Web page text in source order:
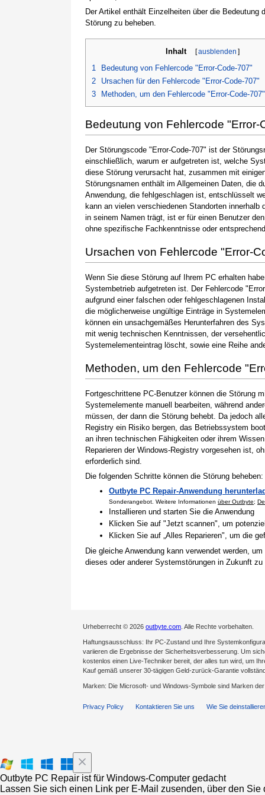
Der Artikel enthält Einzelheiten über die
Störung zu beheben.
Inhalt [ ausblenden ]
1
Bedeutung von Fehlercode "Error-Code-707"
2
Ursachen für den Fehlercode "Error-Code-707"
3
Methoden, um den Fehlercode "Error-Code-
Bedeutung von Fehlercode "Error-
Der Störungscode "Error-Code-707" ist der
einschließlich, warum er aufgetreten ist, welche
diese Störung verursacht hat, zusammen mit
Störungsnamen enthält im Allgemeinen Daten, die
Anwendung, die fehlgeschlagen ist, entschlüsselt
kann an vielen verschiedenen Standorten
in seinem Namen trägt, ist er für einen Benutzer
ohne spezifische Fachkenntnisse oder
Ursachen von Fehlercode "Error-
Wenn Sie diese Störung auf Ihrem PC erhalten
Systembetrieb aufgetreten ist. Der Fehlercode
aufgrund einer falschen oder fehlgeschlagenen
die möglicherweise ungültige Einträge in
können ein unsachgemäßes Herunterfahren des
mit wenig technischen Kenntnissen, der
Systemelementeintrag löscht, sowie eine Reihe
Methoden, um den Fehlercode
Fortgeschrittene PC-Benutzer können die Störung
Systemelemente manuell bearbeiten, während
müssen, der dann die Störung behebt. Da jedoch
Registry ein Risiko bergen, das Betriebssystem
an ihren technischen Fähigkeiten oder ihrem
Reparieren der Windows-Registry vorgesehen ist,
erforderlich sind.
Die folgenden Schritte können die Störung beheben:
Outbyte PC Repair-Anwendung
Sonderangebot. Weitere Informationen über Outbyte;
Installieren und starten Sie die Anwendung
Klicken Sie auf "Jetzt scannen", um
Klicken Sie auf „Alles Reparieren", um die
Die gleiche Anwendung kann verwendet werden,
dieses oder anderer Systemstörungen in Zukunft zu
Urheberrecht © 2026 outbyte.com . Alle Rechte vorbehalten.
Haftungsausschluss: Ihr PC-Zustand und Ihre
variieren die Ergebnisse der Sicherheitsverbesserung. Um
kostenlos einen Live-Techniker bereit, der alles tun wird, um
Kauf gemäß unserer 30-tägigen Geld-zurück-Garantie
Marken: Die Microsoft- und Windows-Symbole sind Marken
Privacy Policy Kontaktieren Sie uns Wie Sie
Outbyte PC Repair ist für Windows-Computer gedacht
Lassen Sie sich einen Link per E-Mail zusenden, über den